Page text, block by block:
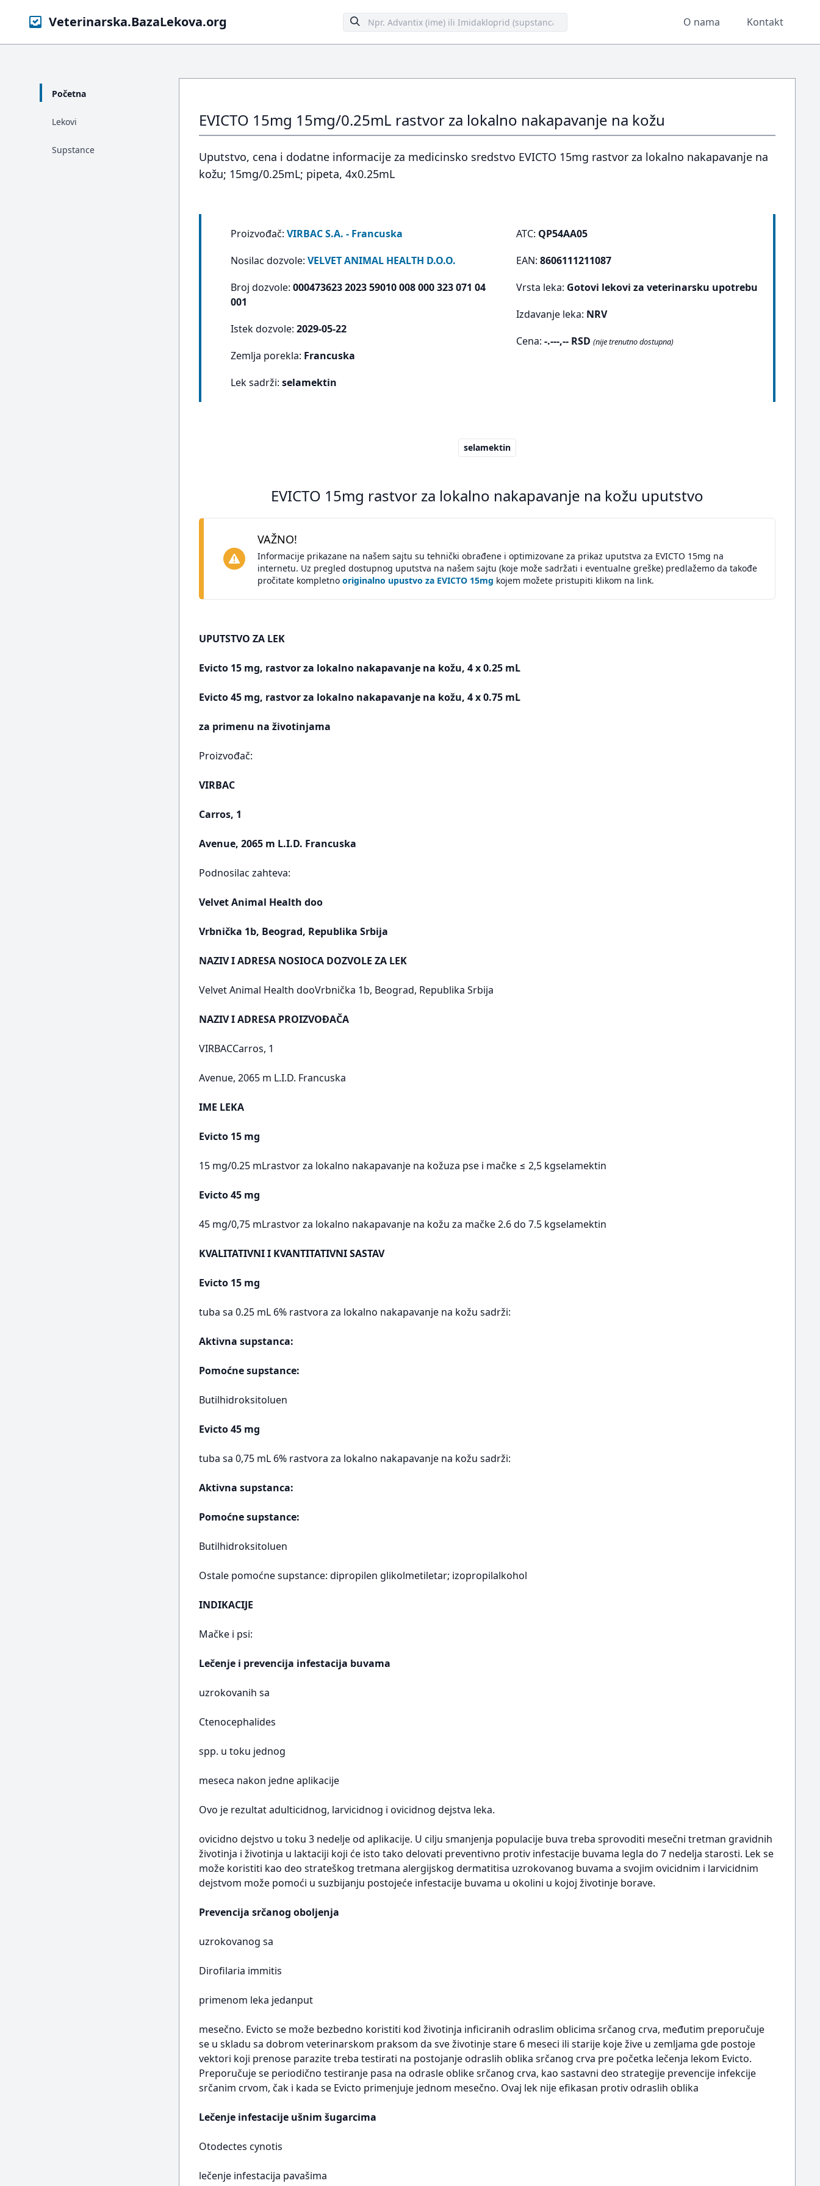
Veterinarska.BazaLekova.org O nama Kontakt
Početna
Lekovi
Supstance
EVICTO 15mg 15mg/0.25mL rastvor za lokalno nakapavanje na kožu
Uputstvo, cena i dodatne informacije za medicinsko sredstvo EVICTO 15mg rastvor za lokalno nakapavanje na
kožu; 15mg/0.25mL; pipeta, 4x0.25mL
Proizvođač: VIRBAC S.A. - Francuska
Nosilac dozvole: VELVET ANIMAL HEALTH D.O.O.
Broj dozvole: 000473623 2023 59010 008 000 323 071 04
001
Istek dozvole: 2029-05-22
Zemlja porekla: Francuska
Lek sadrži: selamektin
ATC: QP54AA05
EAN:8606111211087
Vrsta leka: Gotovi lekovi za veterinarsku upotrebu
Izdavanje leka: NRV
Cena:-.---,-- RSD (nije trenutno dostupna)
selamektin
EVICTO 15mg rastvor za lokalno nakapavanje na kožu uputstvo
VAŽNO!
Informacije prikazane na našem sajtu su tehnički obrađene i optimizovane za prikaz uputstva za EVICTO 15mg na
internetu. Uz pregled dostupnog uputstva na našem sajtu (koje može sadržati i eventualne greške) predlažemo da takođe
pročitate kompletno originalno upustvo za EVICTO 15mg kojem možete pristupiti klikom na link.
UPUTSTVO ZA LEK
Evicto 15 mg, rastvor za lokalno nakapavanje na kožu, 4 x 0.25 mL
Evicto 45 mg, rastvor za lokalno nakapavanje na kožu, 4 x 0.75 mL
za primenu na životinjama
Proizvođač:
VIRBAC
Carros, 1
Avenue, 2065 m L.I.D. Francuska
Podnosilac zahteva:
Velvet Animal Health doo
Vrbnička 1b, Beograd, Republika Srbija
NAZIV I ADRESA NOSIOCA DOZVOLE ZA LEK
Velvet Animal Health dooVrbnička 1b, Beograd, Republika Srbija
NAZIV I ADRESA PROIZVOĐAČA
VIRBACCarros, 1
Avenue, 2065 m L.I.D. Francuska
IME LEKA
Evicto 15 mg
15 mg/0.25 mLrastvor za lokalno nakapavanje na kožuza pse i mačke ≤ 2,5 kgselamektin
Evicto 45 mg
45 mg/0,75 mLrastvor za lokalno nakapavanje na kožu za mačke 2.6 do 7.5 kgselamektin
KVALITATIVNI I KVANTITATIVNI SASTAV
Evicto 15 mg
tuba sa 0.25 mL 6% rastvora za lokalno nakapavanje na kožu sadrži:
Aktivna supstanca:
Pomoćne supstance:
Butilhidroksitoluen
Evicto 45 mg
tuba sa 0,75 mL 6% rastvora za lokalno nakapavanje na kožu sadrži:
Aktivna supstanca:
Pomoćne supstance:
Butilhidroksitoluen
Ostale pomoćne supstance: dipropilen glikolmetiletar; izopropilalkohol
INDIKACIJE
Mačke i psi:
Lečenje i prevencija infestacija buvama
uzrokovanih sa
Ctenocephalides
spp. u toku jednog
meseca nakon jedne aplikacije
Ovo je rezultat adulticidnog, larvicidnog i ovicidnog dejstva leka.
ovicidno dejstvo u toku 3 nedelje od aplikacije. U cilju smanjenja populacije buva treba sprovoditi mesečni tretman gravidnih
životinja i životinja u laktaciji koji će isto tako delovati preventivno protiv infestacije buvama legla do 7 nedelja starosti. Lek se
može koristiti kao deo strateškog tretmana alergijskog dermatitisa uzrokovanog buvama a svojim ovicidnim i larvicidnim
dejstvom može pomoći u suzbijanju postojeće infestacije buvama u okolini u kojoj životinje borave.
Prevencija srčanog oboljenja
uzrokovanog sa
Dirofilaria immitis
primenom leka jedanput
mesečno. Evicto se može bezbedno koristiti kod životinja inficiranih odraslim oblicima srčanog crva, međutim preporučuje
se u skladu sa dobrom veterinarskom praksom da sve životinje stare 6 meseci ili starije koje žive u zemljama gde postoje
vektori koji prenose parazite treba testirati na postojanje odraslih oblika srčanog crva pre početka lečenja lekom Evicto.
Preporučuje se periodično testiranje pasa na odrasle oblike srčanog crva, kao sastavni deo strategije prevencije infekcije
srčanim crvom, čak i kada se Evicto primenjuje jednom mesečno. Ovaj lek nije efikasan protiv odraslih oblika
Lečenje infestacije ušnim šugarcima
Otodectes cynotis
lečenje infestacija pavašima